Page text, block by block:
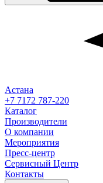
Астана
+7 7172 787-220
Каталог
Производители
О компании
Мероприятия
Пресс-центр
Сервисный Центр
Контакты